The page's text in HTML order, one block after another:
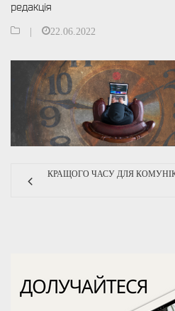
редакція
22.06.2022
КРАЩОГО ЧАСУ ДЛЯ